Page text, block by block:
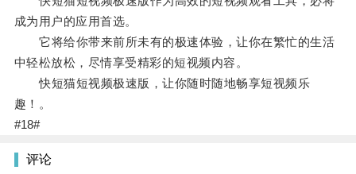
成为用户的应用首选。
它将给你带来前所未有的极速体验，让你在繁忙的生活
中轻松放松，尽情享受精彩的短视频内容。
快短猫短视频极速版，让你随时随地畅享短视频乐
趣！。
#18#
评论